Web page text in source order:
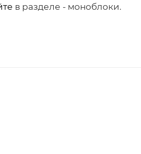
в разделе - моноблоки.